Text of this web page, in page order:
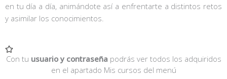
en tu día a día, animándote así a enfrentarte a distintos retos
y asimilar los conocimientos.
Con tu usuario y contraseña podrás ver todos los adquiridos
en el apartado Mis cursos del menú